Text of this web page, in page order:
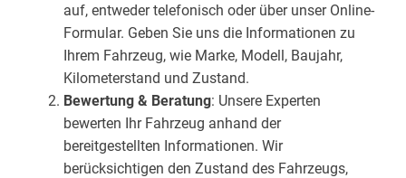
auf, entweder telefonisch oder über unser Online-
Formular. Geben Sie uns die Informationen zu
Ihrem Fahrzeug, wie Marke, Modell, Baujahr,
Kilometerstand und Zustand.
Bewertung & Beratung: Unsere Experten
bewerten Ihr Fahrzeug anhand der
bereitgestellten Informationen. Wir
berücksichtigen den Zustand des Fahrzeugs,